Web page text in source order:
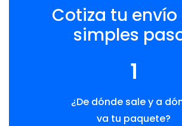
Cotiza tu envío
simples
1
¿De dónde sale y a
va tu paquete?